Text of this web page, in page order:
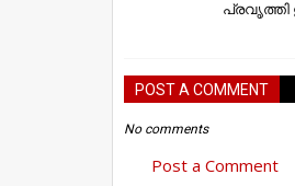
പ്രവൃത്തി
POST A COMMENT
No comments
Post a Comment